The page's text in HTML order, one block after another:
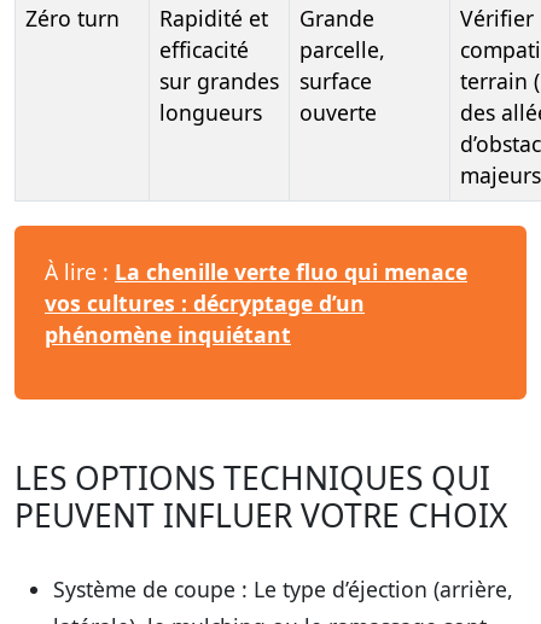
Zéro turn
Rapidité et
efficacité
sur grandes
longueurs
Grande
parcelle,
surface
ouverte
Vérifier
terrain
des
À lire : La chenille verte fluo qui menace
vos cultures : décryptage d’un
phénomène inquiétant
LES OPTIONS TECHNIQUES QUI
PEUVENT INFLUER VOTRE CHOIX
Système de coupe : Le type d’éjection (arrière,